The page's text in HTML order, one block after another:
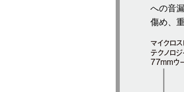
への音
傷め、